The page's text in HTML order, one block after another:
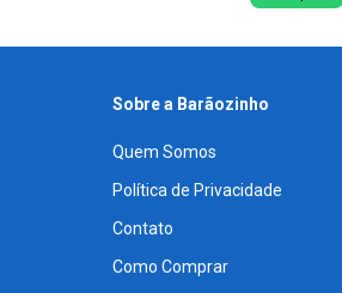
Sobre a Barãozinho
Quem Somos
Política de Privacidade
Contato
Como Comprar